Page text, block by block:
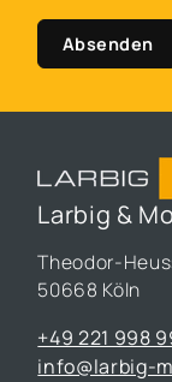
Absenden
Larbig &
Theodor-
50668 Köln
+49 221 998
info@larbig-